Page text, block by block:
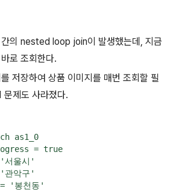
의 nested loop join이 발생했는데, 지금
로 조회한다.
저장하여 상품 이미지를 매번 조회할 필
제도 사라졌다.
as1_0
= true
울시'
악구'
'봉천동'